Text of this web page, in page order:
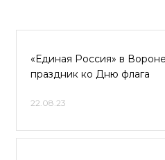
«Единая Россия» в
праздник ко Дню флага
22.08.23